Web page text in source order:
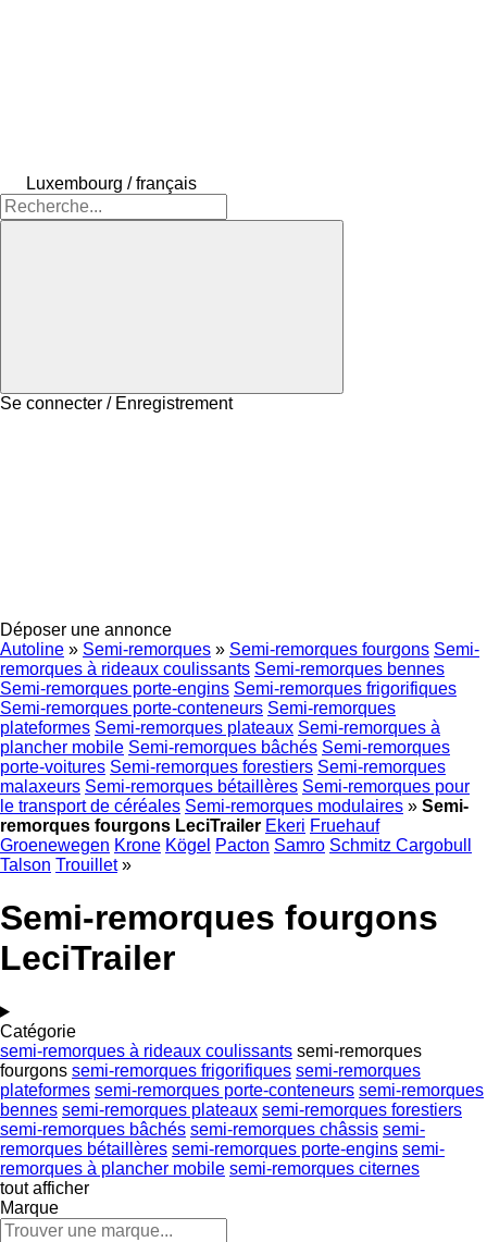
Luxembourg / français
Se connecter / Enregistrement
Déposer une annonce
Autoline » Semi-remorques » Semi-remorques fourgons Semi-
remorques à rideaux coulissants Semi-remorques bennes
Semi-remorques porte-engins Semi-remorques frigorifiques
Semi-remorques porte-conteneurs Semi-remorques
plateformes Semi-remorques plateaux Semi-remorques à
plancher mobile Semi-remorques bâchés Semi-remorques
porte-voitures Semi-remorques forestiers Semi-remorques
malaxeurs Semi-remorques bétaillères Semi-remorques pour
le transport de céréales Semi-remorques modulaires » Semi-
remorques fourgons LeciTrailer Ekeri Fruehauf
Groenewegen Krone Kögel Pacton Samro Schmitz Cargobull
Talson Trouillet »
Semi-remorques fourgons
LeciTrailer
Catégorie
semi-remorques à rideaux coulissants semi-remorques
fourgons semi-remorques frigorifiques semi-remorques
plateformes semi-remorques porte-conteneurs semi-remorques
bennes semi-remorques plateaux semi-remorques forestiers
semi-remorques bâchés semi-remorques châssis semi-
remorques bétaillères semi-remorques porte-engins semi-
remorques à plancher mobile semi-remorques citernes
tout afficher
Marque